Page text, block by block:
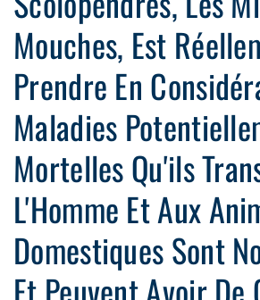
Mouches, Est
Prendre En
Maladies
Mortelles Qu'ils
L'Homme Et Aux
Domestiques Sont